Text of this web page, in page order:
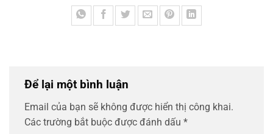
Để lại một bình luận
Email của bạn sẽ không được hiển thị công khai.
Các trường bắt buộc được đánh dấu *